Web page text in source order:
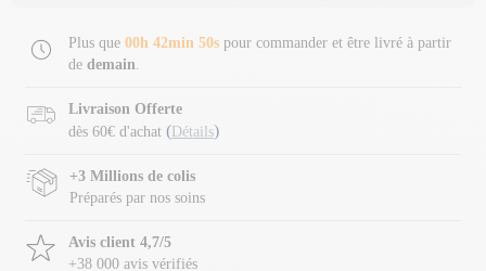
Plus que 00h 42min 50s pour commander et être livré à partir
de demain.
Livraison Offerte
dès 60€ d'achat ( Détails)
+3 Millions de colis
Préparés par nos soins
Avis client 4,7/5
+38 000 avis vérifiés